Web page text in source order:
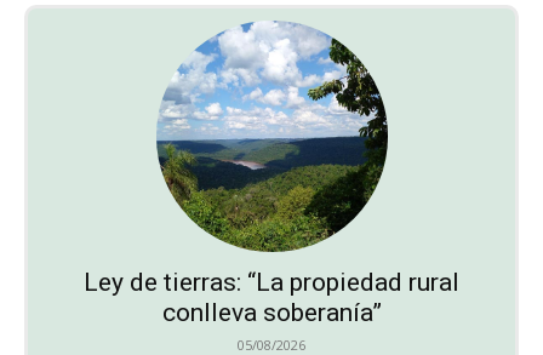
Ley de tierras: “La propiedad rural
conlleva soberanía”
05/08/2026